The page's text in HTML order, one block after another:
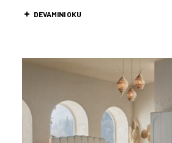
DEVAMINI OKU